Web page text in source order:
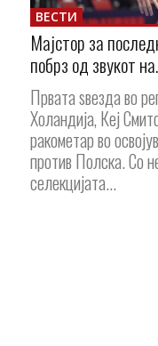
ВЕСТИ
Мајстор за
побрз од звукот
Првата ѕвезда во
Холандија, Кеј
ракометар во
против Полска. Со
селекцијата...